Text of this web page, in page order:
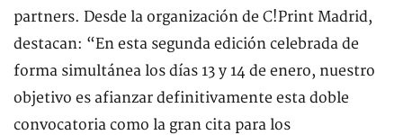
partners. Desde la organización de C!Print Madrid,
destacan: “En esta segunda edición celebrada de
forma simultánea los días 13 y 14 de enero, nuestro
objetivo es afianzar definitivamente esta doble
convocatoria como la gran cita para los